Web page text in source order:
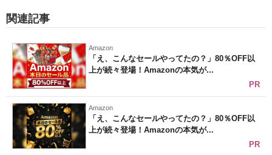
関連記事
Amazon
「え、こんなセールやってたの？」80％OFF以
上が続々登場！Amazonの本気が...
PR
Amazon
「え、こんなセールやってたの？」80％OFF以
上が続々登場！Amazonの本気が...
PR